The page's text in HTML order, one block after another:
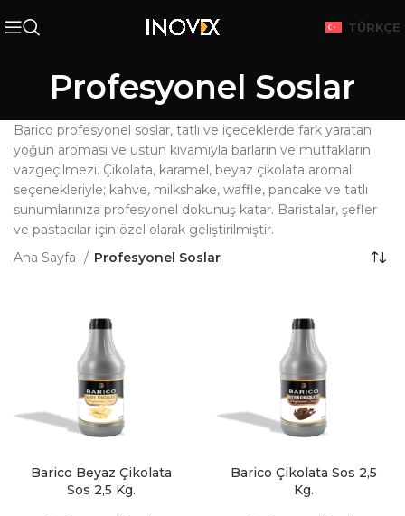
TÜRKÇE
Profesyonel Soslar
Barico profesyonel soslar, tatlı ve içeceklerde fark yaratan
yoğun aroması ve üstün kıvamıyla barların ve mutfakların
vazgeçilmezi. Çikolata, karamel, beyaz çikolata aromalı
seçenekleriyle; kahve, milkshake, waffle, pancake ve tatlı
sunumlarınıza profesyonel dokunuş katar. Baristalar, şefler
ve pastacılar için özel olarak geliştirilmiştir.
Ana Sayfa
Profesyonel Soslar
Barico Beyaz Çikolata
Sos 2,5 Kg.
Barico Çikolata Sos 2,5
Kg.